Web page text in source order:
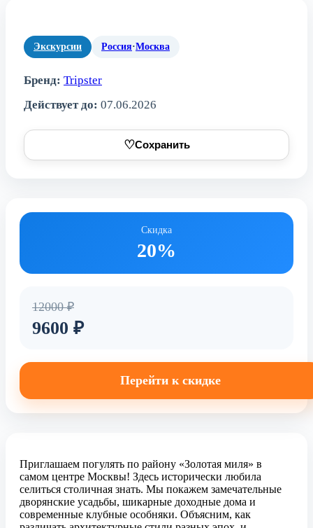
Экскурсии Россия·Москва
Бренд: Tripster
Действует до: 07.06.2026
♡Сохранить
Скидка
20%
12000 ₽
9600 ₽
Перейти к скидке
Приглашаем погулять по району «Золотая миля» в
самом центре Москвы! Здесь исторически любила
селиться столичная знать. Мы покажем замечательные
дворянские усадьбы, шикарные доходные дома и
современные клубные особняки. Объясним, как